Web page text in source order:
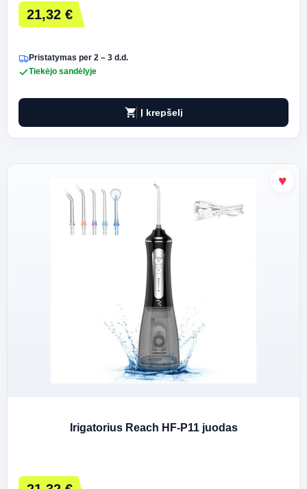
21,32 €
Pristatymas per 2 – 3 d.d.
Tiekėjo sandėlyje
shopping_cart Į krepšelį
Irigatorius Reach HF-P11 juodas